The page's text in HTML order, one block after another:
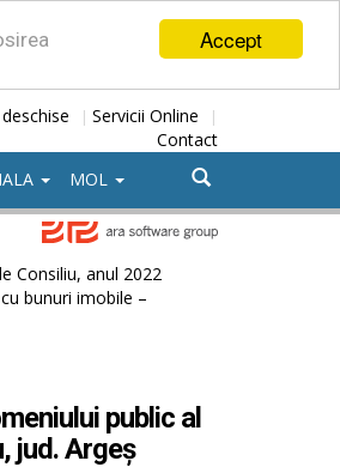
Accept
| Servicii Online |
Contact
MOL
Consiliu, anul 2022
bunuri imobile –
public al
jud. Argeș